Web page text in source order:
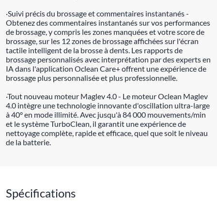
·Suivi précis du brossage et commentaires instantanés -
Obtenez des commentaires instantanés sur vos performances
de brossage, y compris les zones manquées et votre score de
brossage, sur les 12 zones de brossage affichées sur l'écran
tactile intelligent de la brosse à dents. Les rapports de
brossage personnalisés avec interprétation par des experts en
IA dans l'application Oclean Care+ offrent une expérience de
brossage plus personnalisée et plus professionnelle.
·Tout nouveau moteur Maglev 4.0 - Le moteur Oclean Maglev
4.0 intègre une technologie innovante d'oscillation ultra-large
à 40° en mode illimité. Avec jusqu'à 84 000 mouvements/min
et le système TurboClean, il garantit une expérience de
nettoyage complète, rapide et efficace, quel que soit le niveau
de la batterie.
Spécifications